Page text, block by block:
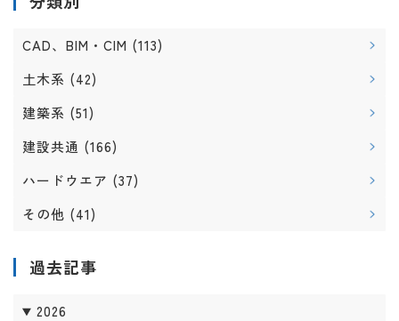
CAD、BIM・CIM (113)
土木系 (42)
建築系 (51)
建設共通 (166)
ハードウエア (37)
その他 (41)
過去記事
2026